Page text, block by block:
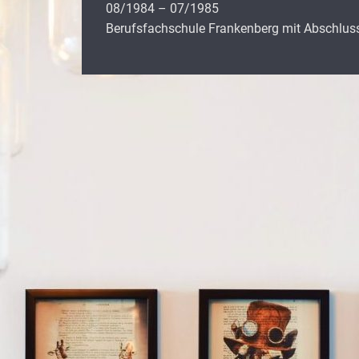
08/1984 – 07/1985
Berufsfachschule Frankenberg mit